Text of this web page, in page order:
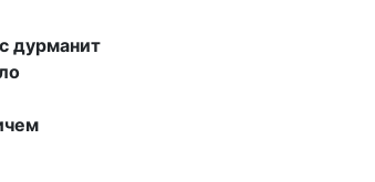
дурманит